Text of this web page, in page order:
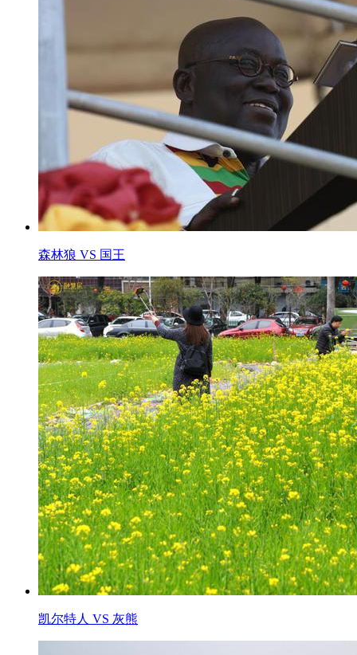
森林狼 VS 国王
凯尔特人 VS 灰熊